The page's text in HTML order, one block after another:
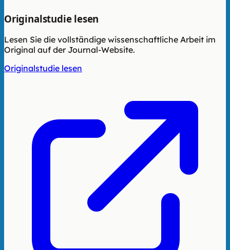
Originalstudie lesen
Lesen Sie die vollständige wissenschaftliche Arbeit im
Original auf der Journal-Website.
Originalstudie lesen